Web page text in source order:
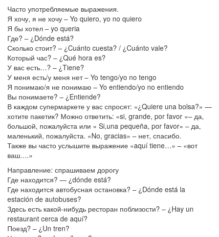
Часто употребляемые выражения.
Я хочу, я не хочу – Yo quiero, yo no quiero
Я бы хотел – yo queria
Где? – ¿Dónde está?
Сколько стоит? – ¿Cuánto cuesta? / ¿Cuánto vale?
Который час? – ¿Qué hora es?
У вас есть…? – ¿Tiene?
У меня есть/у меня нет – Yo tengo/yo no tengo
Я понимаю/я не понимаю – Yo entiendo/yo no entiendo
Вы понимаете? – ¿Entiende?
В каждом супермаркете у вас спросят: «¿Quiere una bolsa?» —
хотите пакетик? Можно ответить: «si, grande, por favor «– да,
большой, пожалуйста или » Si,una pequeña, por favor» – да,
маленький, пожалуйста. «No, gracias» – нет, спасибо.
Также вы часто услышите выражение «aquí tiene…» – «вот
ваш….»
Направление: спрашиваем дорогу
Где находится? — ¿dónde está?
Где находится автобусная остановка? – ¿Dónde está la
estación de autobuses?
Здесь есть какой-нибудь ресторан поблизости? – ¿Hay un
restaurant cerca de aquí?
Поезд? – ¿Un tren?